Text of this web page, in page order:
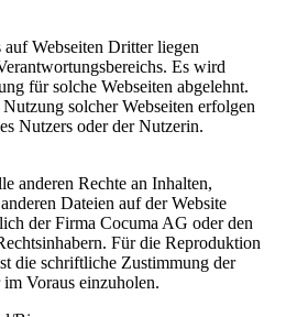
Webseiten Dritter liegen
Es wird
für solche Webseiten abgelehnt.
solcher Webseiten erfolgen
Nutzers oder der Nutzerin.
anderen Rechte an Inhalten,
Dateien auf der Website
der Firma Cocuma AG oder den
Für die Reproduktion
die schriftliche Zustimmung der
Voraus einzuholen.